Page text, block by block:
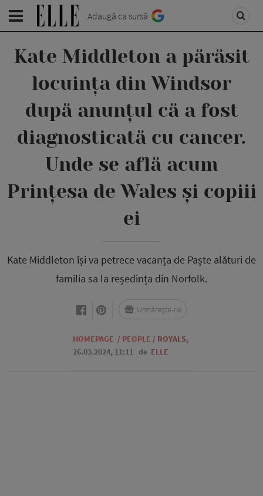
Adaugă ca sursă
Kate Middleton a părăsit
locuința din Windsor
după anunțul că a fost
diagnosticată cu cancer.
Unde se află acum
Prințesa de Wales și copiii
ei
Kate Middleton își va petrece vacanța de Paște alături de
familia sa la reședința din Norfolk.
HOMEPAGE / PEOPLE / ROYALS,
26.03.2024, 11:11 de ELLE
Urmărește-ne